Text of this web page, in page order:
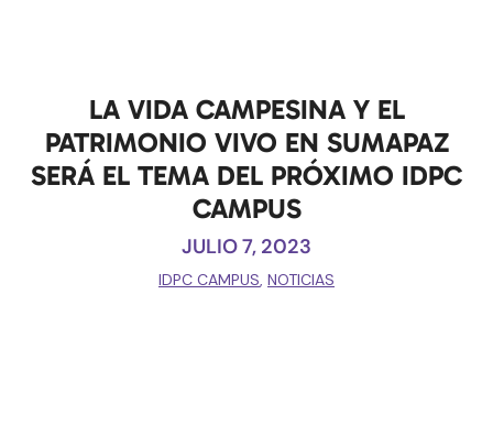
LA VIDA CAMPESINA Y EL
PATRIMONIO VIVO EN SUMAPAZ
SERÁ EL TEMA DEL PRÓXIMO IDPC
CAMPUS
JULIO 7, 2023
IDPC CAMPUS, NOTICIAS